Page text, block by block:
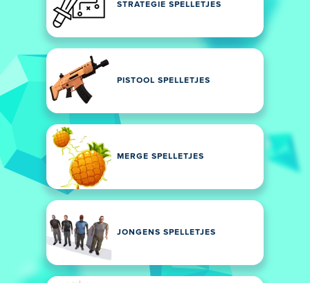
STRATEGIE SPELLETJES
PISTOOL SPELLETJES
MERGE SPELLETJES
JONGENS SPELLETJES